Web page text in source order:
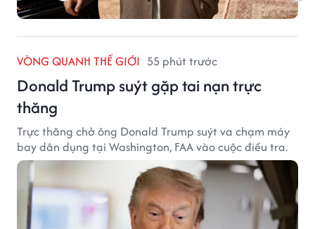
VÒNG QUANH THẾ GIỚI 55 phút trước
Donald Trump suýt gặp tai nạn trực
thăng
Trực thăng chở ông Donald Trump suýt va chạm máy
bay dân dụng tại Washington, FAA vào cuộc điều tra.